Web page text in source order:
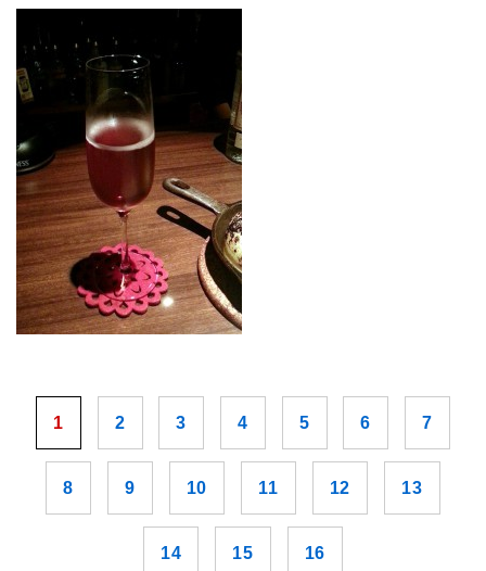
1 2 3 4 5 6 7
8 9 10 11 12 13
14 15 16